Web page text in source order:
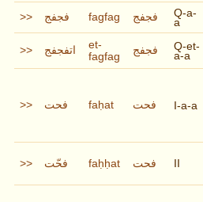
>> فجفج fagfag فجفج Q-a-
a
>> اتفجفج
et-
fagfag
فجفج Q-et-
a-a
>> فحت faḥat فحت I-a-a
>> فحّت faḥḥat فحت II